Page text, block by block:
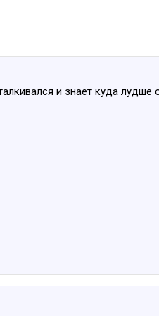
и знает куда лудше